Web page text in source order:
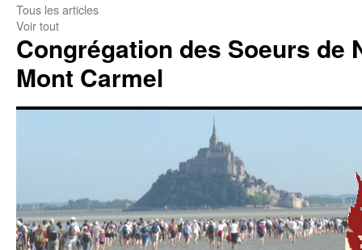
Tous les articles
Voir tout
Congrégation des Soeurs de
Mont Carmel